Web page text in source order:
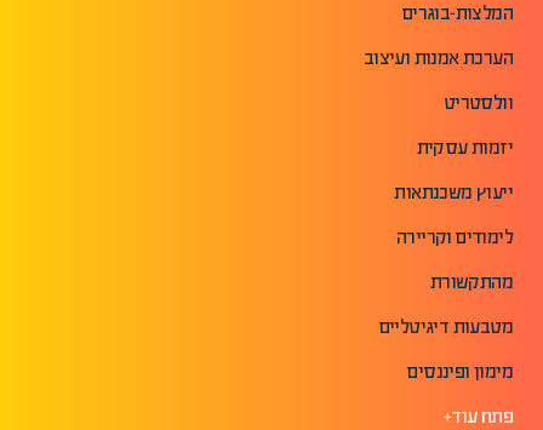
המלצות-בוגרים
הערכת אמנות ועיצוב
וולסטריט
יזמות עסקית
ייעוץ משכנתאות
לימודים וקריירה
מהתקשורת
מטבעות דיגיטליים
מימון ופיננסים
פתח עוד+